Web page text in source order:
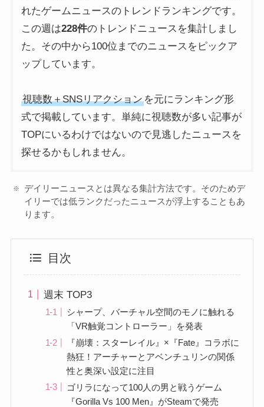
れたゲームニュースのトレンドランキングです。
この週は228件のトレンドニュースを集計しまし
た。その中から100位までのニュースをピックア
ップしています。
視聴数＋SNSリアクションを元にランキング形
式で掲載しています。単純に視聴数が多い記事が
TOPにいるわけではないので見逃したニュースを
探せるかもしれません。
デイリーニュースとは異なる集計方法です。そのためデ
イリーでは低ランクだったニュースが浮上することもあ
ります。
目次
週末 TOP3
シャープ、バーチャル空間のモノに触れる
「VR触覚コントローラー」を発表
『崩壊：スターレイル』×『Fate』コラボに
熱狂！アーチャーとアベンチュリンの関係
性と奥深い設定に注目
ゴリラになって100人の男と戦うゲーム
『Gorilla Vs 100 Men』がSteamで発売